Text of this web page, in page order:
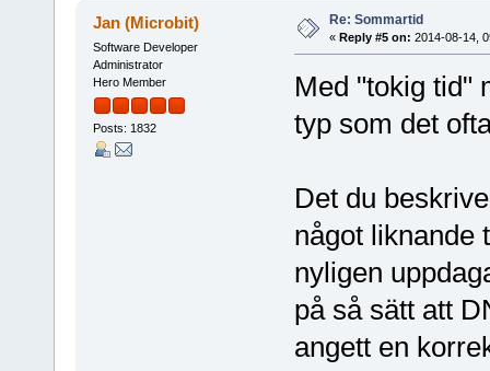
Jan (Microbit)
Software Developer
Administrator
Hero Member
Posts: 1832
Re: Sommartid
« Reply #5 on: 2014-08-14,
Med "tokig tid"
typ som det
Det du
något liknande
nyligen
på så sätt att
angett en